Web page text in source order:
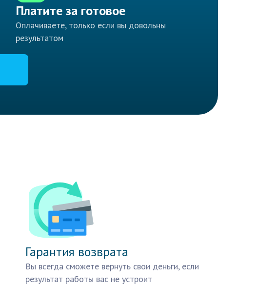
Платите за готовое
Оплачиваете, только если вы довольны
результатом
Гарантия возврата
Вы всегда сможете вернуть свои деньги, если
результат работы вас не устроит